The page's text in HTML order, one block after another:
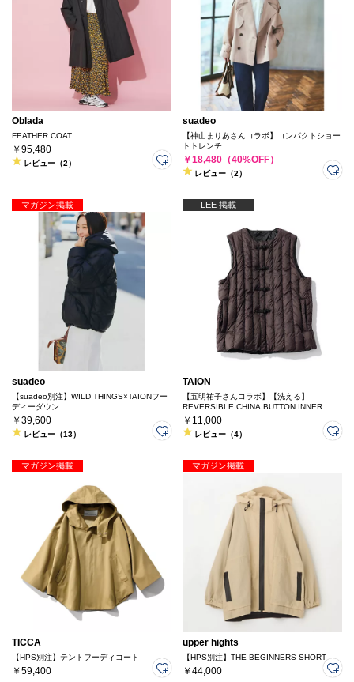
Oblada
FEATHER COAT
￥95,480
レビュー（2）
suadeo
【神山まりあさんコラボ】コンパクトショー
トトレンチ
￥18,480（40%OFF）
レビュー（2）
マガジン掲載
suadeo
【suadeo別注】WILD THINGS×TAIONフー
ディーダウン
￥39,600
レビュー（13）
LEE 掲載
TAION
【五明祐子さんコラボ】【洗える】
REVERSIBLE CHINA BUTTON INNER
DOWN VEST
￥11,000
レビュー（4）
マガジン掲載
TICCA
【HPS別注】テントフーディコート
￥59,400
マガジン掲載
upper hights
【HPS別注】THE BEGINNERS SHORT
￥44,000